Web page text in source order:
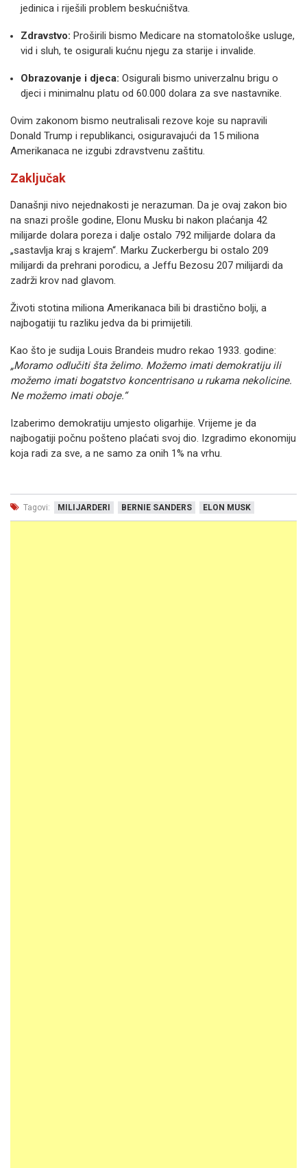
jedinica i riješili problem beskućništva.
Zdravstvo: Proširili bismo Medicare na stomatološke usluge,
vid i sluh, te osigurali kućnu njegu za starije i invalide.
Obrazovanje i djeca: Osigurali bismo univerzalnu brigu o
djeci i minimalnu platu od 60.000 dolara za sve nastavnike.
Ovim zakonom bismo neutralisali rezove koje su napravili
Donald Trump i republikanci, osiguravajući da 15 miliona
Amerikanaca ne izgubi zdravstvenu zaštitu.
Zaključak
Današnji nivo nejednakosti je nerazuman. Da je ovaj zakon bio
na snazi prošle godine, Elonu Musku bi nakon plaćanja 42
milijarde dolara poreza i dalje ostalo 792 milijarde dolara da
„sastavlja kraj s krajem“. Marku Zuckerbergu bi ostalo 209
milijardi da prehrani porodicu, a Jeffu Bezosu 207 milijardi da
zadrži krov nad glavom.
Životi stotina miliona Amerikanaca bili bi drastično bolji, a
najbogatiji tu razliku jedva da bi primijetili.
Kao što je sudija Louis Brandeis mudro rekao 1933. godine:
„Moramo odlučiti šta želimo. Možemo imati demokratiju ili
možemo imati bogatstvo koncentrisano u rukama nekolicine.
Ne možemo imati oboje.“
Izaberimo demokratiju umjesto oligarhije. Vrijeme je da
najbogatiji počnu pošteno plaćati svoj dio. Izgradimo ekonomiju
koja radi za sve, a ne samo za onih 1% na vrhu.
Tagovi: MILIJARDERI BERNIE SANDERS ELON MUSK